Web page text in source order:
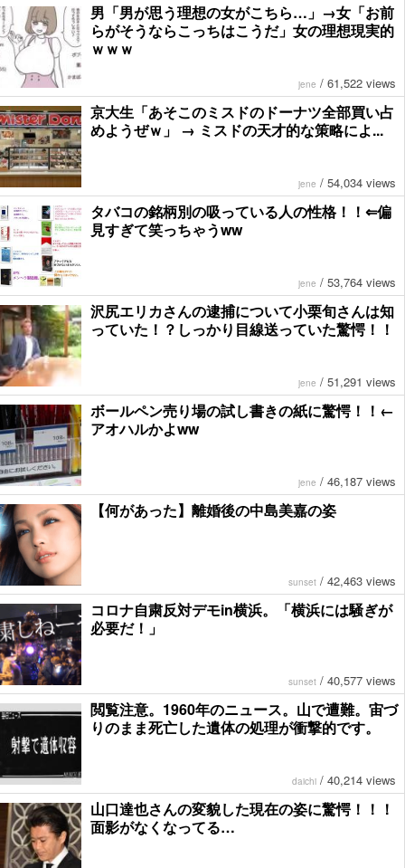
男「男が思う理想の女がこちら…」→女「お前
らがそうならこっちはこうだ」女の理想現実的
ｗｗｗ
jene / 61,522 views
京大生「あそこのミスドのドーナツ全部買い占
めようぜｗ」 → ミスドの天才的な策略によ...
jene / 54,034 views
タバコの銘柄別の吸っている人の性格！！⇐偏
見すぎて笑っちゃうww
jene / 53,764 views
沢尻エリカさんの逮捕について小栗旬さんは知
っていた！？しっかり目線送っていた驚愕！！
jene / 51,291 views
ボールペン売り場の試し書きの紙に驚愕！！←
アオハルかよww
jene / 46,187 views
【何があった】離婚後の中島美嘉の姿
sunset / 42,463 views
コロナ自粛反対デモin横浜。「横浜には騒ぎが
必要だ！」
sunset / 40,577 views
閲覧注意。1960年のニュース。山で遭難。宙づ
りのまま死亡した遺体の処理が衝撃的です。
daichi / 40,214 views
山口達也さんの変貌した現在の姿に驚愕！！！
面影がなくなってる…